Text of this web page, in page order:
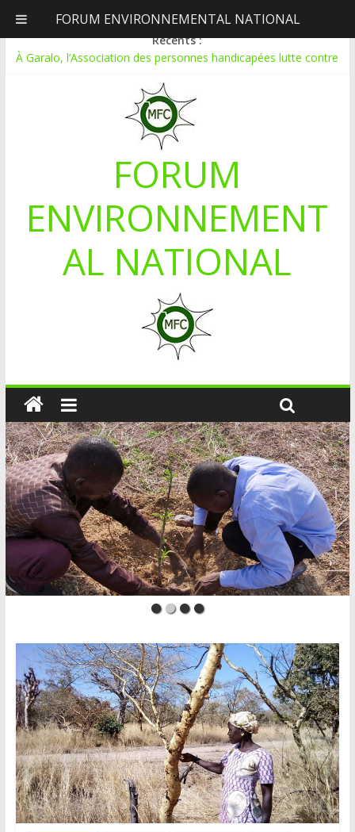
samedi, août 8, 2026
Récents :
À Garalo, l’Association des personnes handicapées lutte contre
APPEL A CANDIDATURE POUR UN STAGE EN
Le blogging au service de l’écologie : Benbere montre la voie
Inondations : le Mali déclare l’état de catastrophe nationale
Mali-Folkecenter Nyetaa initie 20 jeunes à la protection de
FORUM
ENVIRONNEMENT
AL NATIONAL
FORUM ENVIRONNEMENTAL NATIONAL